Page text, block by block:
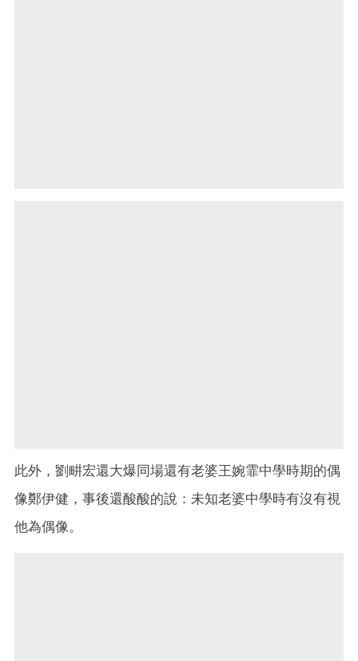
此外，劉畊宏還大爆同場還有老婆王婉霏中學時期的偶
像鄭伊健，事後還酸酸的說：未知老婆中學時有沒有視
他為偶像。